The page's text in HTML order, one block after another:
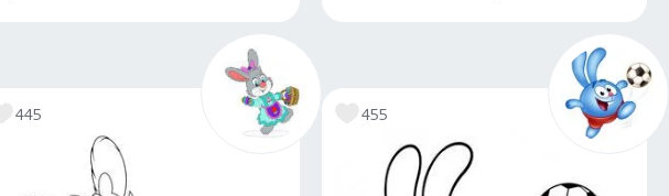
Распечатать и скачать Распечатать и скачать
445 455